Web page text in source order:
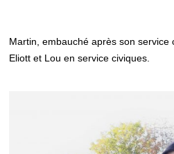
Martin, embauché après son service
Eliott et Lou en service civiques.